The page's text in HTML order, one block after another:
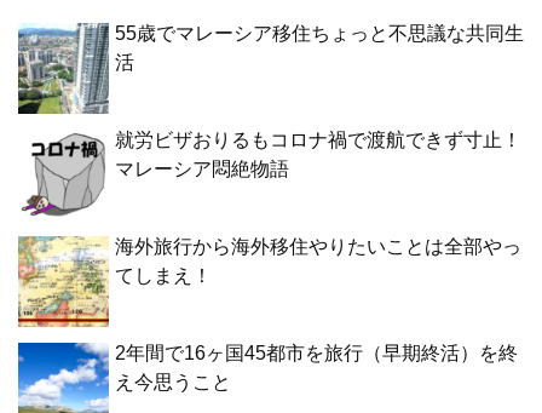
55歳でマレーシア移住ちょっと不思議な共同生
活
就労ビザおりるもコロナ禍で渡航できず寸止！
マレーシア悶絶物語
海外旅行から海外移住やりたいことは全部やっ
てしまえ！
2年間で16ヶ国45都市を旅行（早期終活）を終
え今思うこと